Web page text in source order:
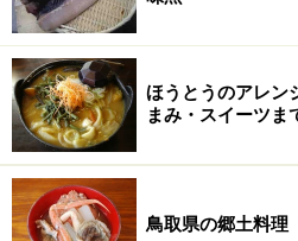
ほうとうのアレン
まみ・スイーツま
鳥取県の郷土料理